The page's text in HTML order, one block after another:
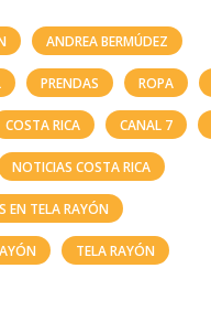
ANDREA BERMÚDEZ
PRENDAS ROPA
COSTA RICA CANAL 7
NOTICIAS COSTA RICA
EN TELA RAYÓN
TELA RAYÓN